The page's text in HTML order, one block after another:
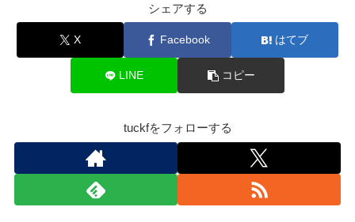
シェアする
X Facebook はてブ
LINE コピー
tuckfをフォローする